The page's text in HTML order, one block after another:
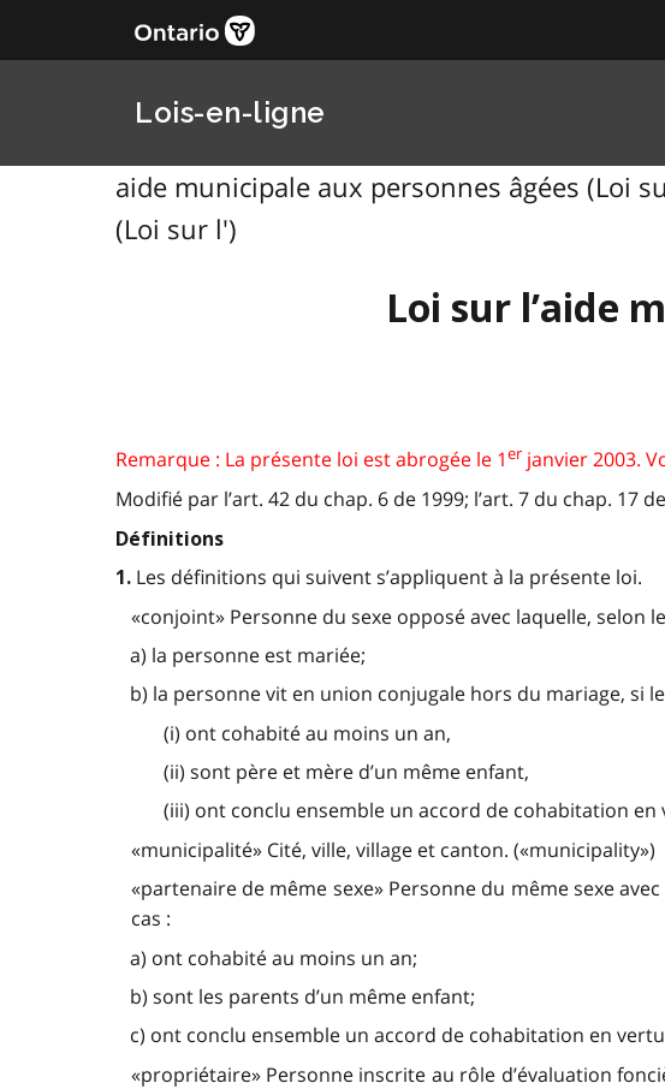
Lois-en-ligne
aide municipale aux personnes âgées (Loi
(Loi sur l')
Loi sur l’aide
Remarque : La présente loi est abrogée le 1er janvier 2003.
Modifié par l’art. 42 du chap. 6 de 1999; l’art. 7 du chap. 17
Définitions
1. Les définitions qui suivent s’appliquent à la présente loi.
«conjoint» Personne du sexe opposé avec laquelle, selon
a) la personne est mariée;
b) la personne vit en union conjugale hors du mariage, si
(i) ont cohabité au moins un an,
(ii) sont père et mère d’un même enfant,
(iii) ont conclu ensemble un accord de cohabitation en
«municipalité» Cité, ville, village et canton. («municipality»)
«partenaire de même sexe» Personne du même sexe
cas :
a) ont cohabité au moins un an;
b) sont les parents d’un même enfant;
c) ont conclu ensemble un accord de cohabitation en vertu
«propriétaire» Personne inscrite au rôle d’évaluation